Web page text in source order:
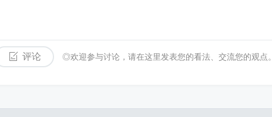
评论 ◎欢迎参与讨论，请在这里发表您的看法、交流您的观点。